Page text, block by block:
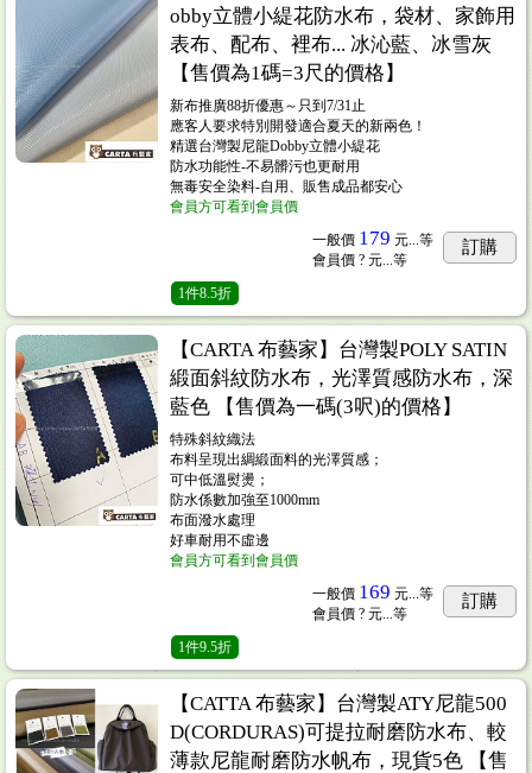
obby立體小緹花防水布，袋材、家飾用
表布、配布、裡布... 冰沁藍、冰雪灰
【售價為1碼=3尺的價格】
新布推廣88折優惠～只到7/31止
應客人要求特別開發適合夏天的新兩色！
精選台灣製尼龍Dobby立體小緹花
防水功能性-不易髒污也更耐用
無毒安全染料-自用、販售成品都安心
會員方可看到會員價
一般價 179 元...等
會員價 ? 元...等
訂購
1件8.5折
【CARTA 布藝家】台灣製POLY SATIN
緞面斜紋防水布，光澤質感防水布，深
藍色 【售價為一碼(3呎)的價格】
特殊斜紋織法
布料呈現出綢緞面料的光澤質感；
可中低溫熨燙；
防水係數加強至1000mm
布面潑水處理
好車耐用不虛邊
會員方可看到會員價
一般價 169 元...等
會員價 ? 元...等
訂購
1件9.5折
【CATTA 布藝家】台灣製ATY尼龍500
D(CORDURAS)可提拉耐磨防水布、較
薄款尼龍耐磨防水帆布，現貨5色 【售